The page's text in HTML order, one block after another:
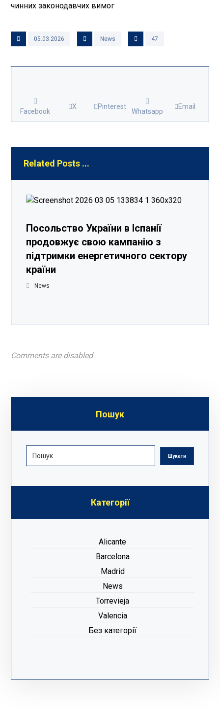
чинних законодавчих вимог
05.03.2026 News 47
Facebook
X Pinterest
Whatsapp
Email
Related Posts ...
Посольство України в Іспанії
продовжує свою кампанію з
підтримки енергетичного сектору
країни
News
Comments are disabled
Пошук
Категорії
Alicante
Barcelona
Madrid
News
Torrevieja
Valencia
Без категорії